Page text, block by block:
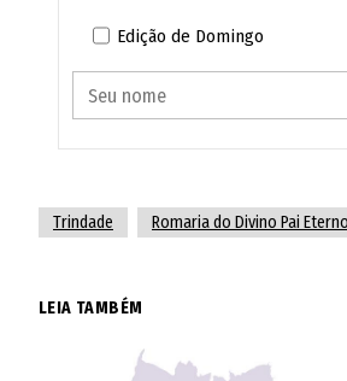
Edição de Domingo
Trindade Romaria do Divino Pai Eterno
LEIA TAMBÉM